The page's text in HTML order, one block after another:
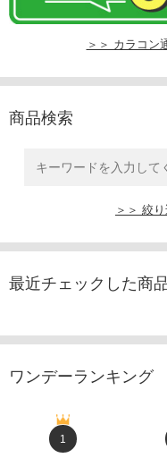
＞＞ カラコン
商品検索
＞＞ 絞
最近チェックした商
ワンデーランキング
1